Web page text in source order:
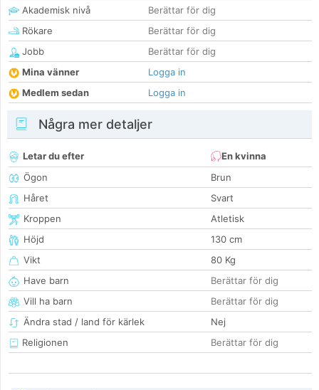
Akademisk nivå
Berättar för dig
Rökare
Berättar för dig
Jobb
Berättar för dig
Mina vänner
Logga in
Medlem sedan
Logga in
Några mer detaljer
Letar du efter
En kvinna
Ögon
Brun
Håret
Svart
Kroppen
Atletisk
Höjd
130 cm
Vikt
80 Kg
Have barn
Berättar för dig
Vill ha barn
Berättar för dig
Ändra stad / land för kärlek
Nej
Religionen
Berättar för dig